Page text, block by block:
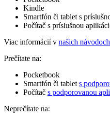
Kindle
Smartfón či tablet s
Počítač s príslušnou
Viac informácií v našich návodoch
Prečítate na:
Pocketbook
Smartfón či tablet s
Počítač s podporovanou
Neprečítate na: